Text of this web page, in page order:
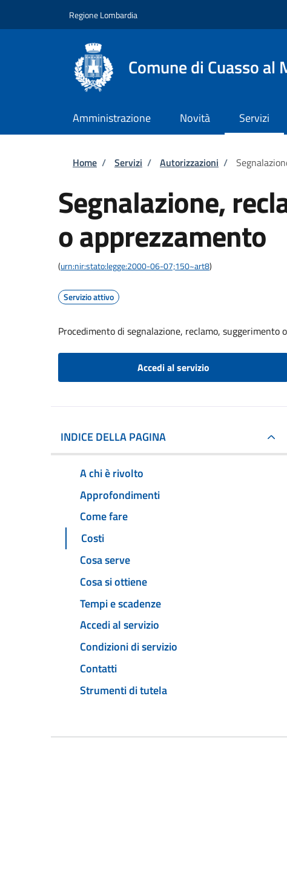
Regione Lombardia
Comune di Cuasso al
Amministrazione Novità Servizi
Briciole di pane
Home / Servizi / Autorizzazioni /
Segnalazione,
o apprezzamento
(urn:nir:stato:legge:2000-06-07;150~art8)
Servizio attivo
Procedimento di segnalazione, reclamo, suggerimento
Accedi al servizio
INDICE DELLA PAGINA
A chi è rivolto
Approfondimenti
Come fare
Costi
Cosa serve
Cosa si ottiene
Tempi e scadenze
Accedi al servizio
Condizioni di servizio
Contatti
Strumenti di tutela